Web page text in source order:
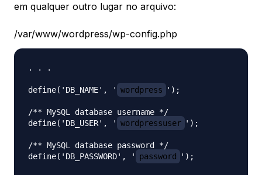
em qualquer outro lugar no arquivo:
/var/www/wordpress/wp-config.php
. . .
define('DB_NAME', ' wordpress ');
/** MySQL database username */
define('DB_USER', ' wordpressuser ');
/** MySQL database password */
define('DB_PASSWORD', '
password ');